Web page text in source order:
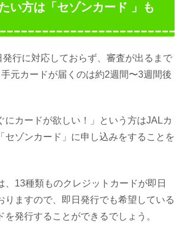
い方は「セゾンカード 」も
行に対応しておらず、審査が出るまで
元カードが届くのは約2週間〜3週間後
にカードが欲しい！」という方はJALカ
セゾンカード」に申し込みをすることを
、13種類ものクレジットカードが即日
りますので、即日発行でも希望している
を発行することができるでしょう。